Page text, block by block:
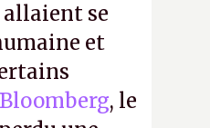
allaient se
et
, le